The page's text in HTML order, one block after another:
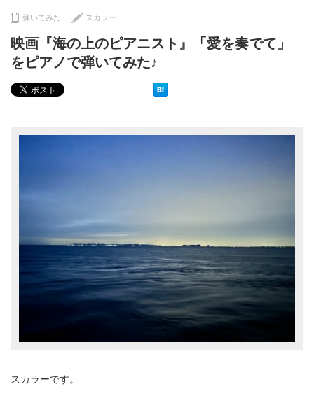
弾いてみた スカラー
映画『海の上のピアニスト』「愛を奏でて」
をピアノで弾いてみた♪
スカラーです。